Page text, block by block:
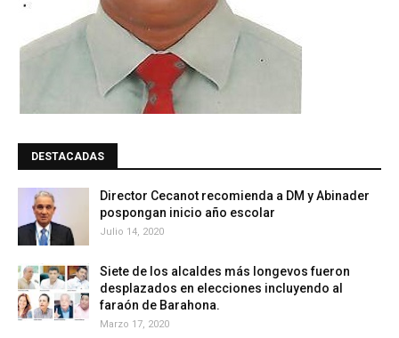
DESTACADAS
Director Cecanot recomienda a DM y Abinader
pospongan inicio año escolar
Julio 14, 2020
Siete de los alcaldes más longevos fueron
desplazados en elecciones incluyendo al
faraón de Barahona.
Marzo 17, 2020